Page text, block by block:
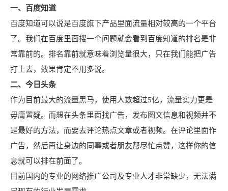
一、百度知道
百度知道可以说是百度旗下产品里面流量相对较高的一个平台
了。我们在百度里面搜一个问题就会看到百度知道的排名是非
常靠前的。排名靠前就意味着浏览量很大，只在我们能把广告
打上去，效果肯定不用多说。
二、今日头条
作为目前最大的流量黑马，使用人数超过5亿，流量实力更是
毋庸置疑。而想在头条里面找广告，发布图文信息和视频并不
是最好的方法，而要去评论热点文章或者视频。在评论里面作
广告，然后再让身边的同事或者朋友帮尽忙点赞，这样你的信
息就可以排在前面了。
目前国内的专业的网络推广公司及专业人才非常缺少，无法满